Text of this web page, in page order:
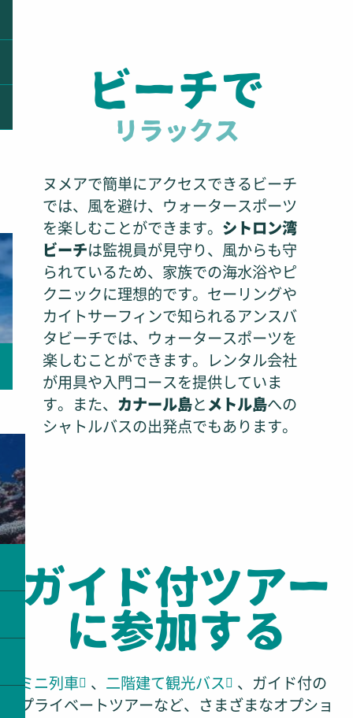
ビーチで
リラックス
ヌメアで簡単にアクセスできるビーチ
では、風を避け、ウォータースポーツ
を楽しむことができます。 シトロン湾
ビーチは監視員が見守り、風からも守
られているため、家族での海水浴やピ
クニックに理想的です。セーリングや
カイトサーフィンで知られるアンスバ
タビーチでは、ウォータースポーツを
楽しむことができます。レンタル会社
が用具や入門コースを提供していま
す。また、
カナール島と メトル島への
シャトルバスの出発点でもあります。
ガイド付ツアー
に参加する
ミニ列車 、 二階建て観光バス
、ガイド付の
プライベートツアーなど、さまざまなオプショ